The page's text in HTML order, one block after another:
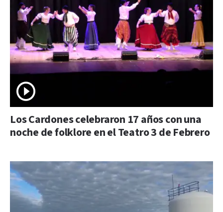
Los Cardones celebraron 17 años con una
noche de folklore en el Teatro 3 de Febrero